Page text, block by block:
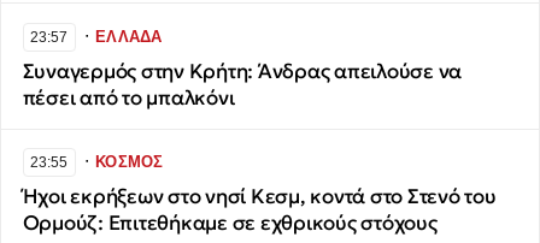
23:57 ∙ΕΛΛΑΔΑ
Συναγερμός στην Κρήτη: Άνδρας απειλούσε να
πέσει από το μπαλκόνι
23:55 ∙ΚΟΣΜΟΣ
Ήχοι εκρήξεων στο νησί Κεσμ, κοντά στο Στενό του
Ορμούζ: Επιτεθήκαμε σε εχθρικούς στόχους